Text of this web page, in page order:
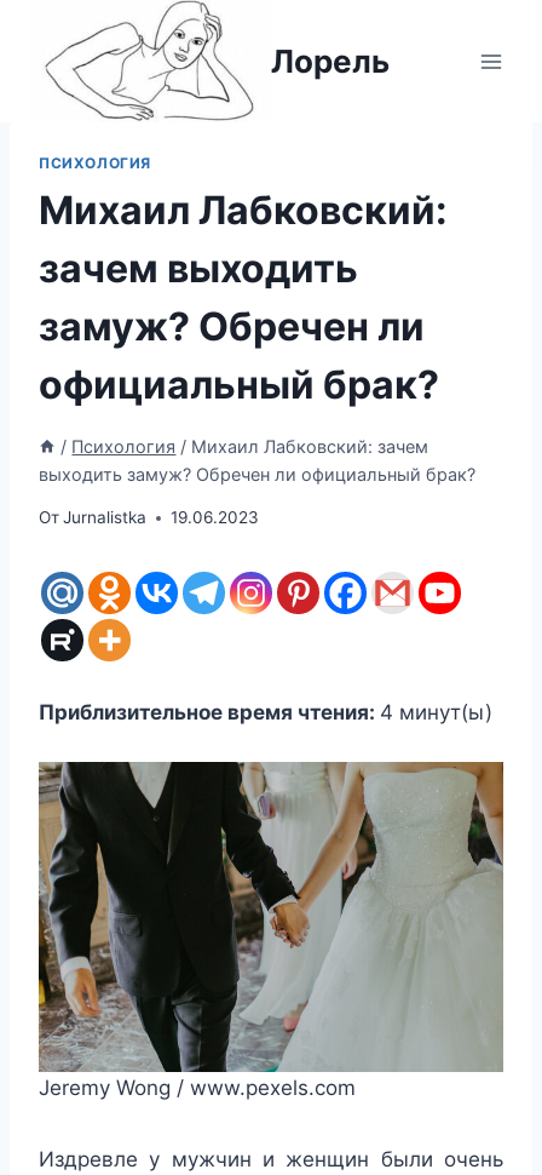
содержимому
Лорель
ПСИХОЛОГИЯ
Михаил Лабковский:
зачем выходить
замуж? Обречен ли
официальный брак?
/ Психология / Михаил Лабковский: зачем
выходить замуж? Обречен ли официальный брак?
ОтJurnalistka 19.06.2023
Приблизительное время чтения: 4 минут(ы)
Jeremy Wong / www.pexels.com
Издревле у мужчин и женщин были очень